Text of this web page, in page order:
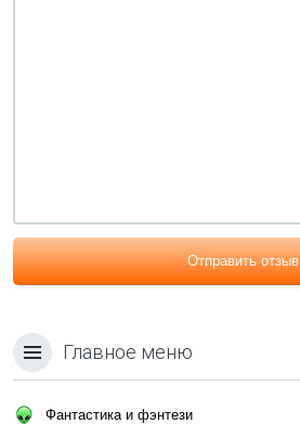
Отправить отзыв
Главное меню
Фантастика и фэнтези